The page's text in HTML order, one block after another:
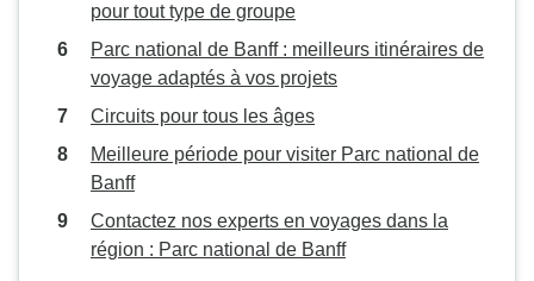
pour tout type de groupe
Parc national de Banff : meilleurs itinéraires de
voyage adaptés à vos projets
Circuits pour tous les âges
Meilleure période pour visiter Parc national de
Banff
Contactez nos experts en voyages dans la
région : Parc national de Banff